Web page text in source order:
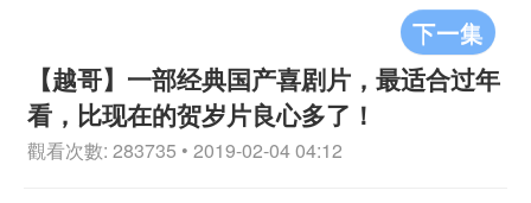
下一集
【越哥】一部经典国产喜剧片，最适合过年
看，比现在的贺岁片良心多了！
觀看次數: 283735 • 2019-02-04 04:12